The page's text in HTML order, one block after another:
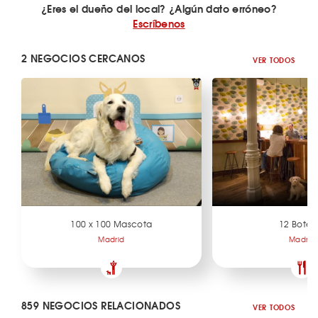
¿Eres el dueño del local? ¿Algún dato erróneo?
Escríbenos
2 NEGOCIOS CERCANOS VER TODOS
100 x 100 Mascota
Madrid
12
Madrid
859 NEGOCIOS RELACIONADOS VER TODOS